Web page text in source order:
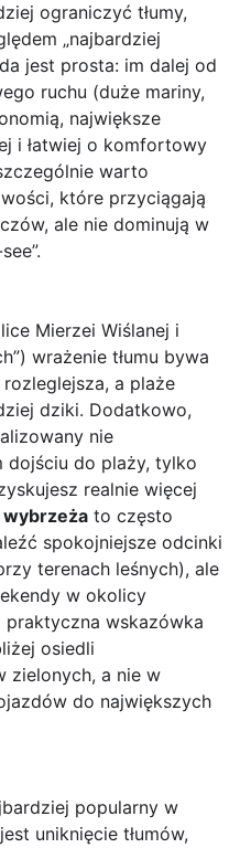
ograniczyć tłumy,
„najbardziej
jest prosta: im dalej od
ruchu (duże mariny,
największe
i łatwiej o komfortowy
warto
które przyciągają
ale nie dominują w
Mierzei Wiślanej i
wrażenie tłumu bywa
a plaże
dziki. Dodatkowo,
nie
dojściu do plaży, tylko
realnie więcej
to często
spokojniejsze odcinki
terenach leśnych), ale
w okolicy
praktyczna wskazówka
osiedli
zielonych, a nie w
do największych
popularny w
uniknięcie tłumów,